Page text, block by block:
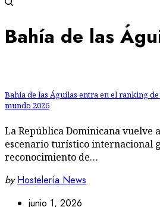
Bahía de las
Bahía de las Águilas entra en el ranking
mundo 2026
La República Dominicana vuelve
escenario turístico internacional
reconocimiento de…
by Hostelería News
junio 1, 2026